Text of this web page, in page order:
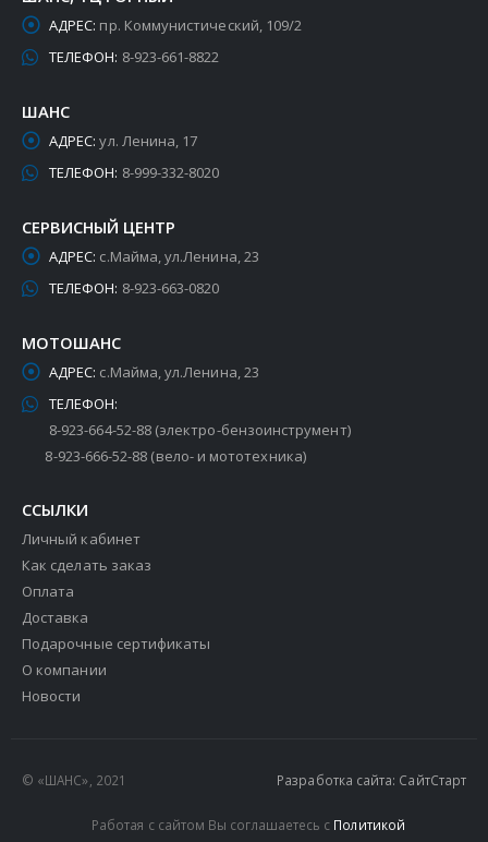
АДРЕС: пр. Коммунистический, 109/2
ТЕЛЕФОН: 8-923-661-8822
ШАНС
АДРЕС: ул. Ленина, 17
ТЕЛЕФОН: 8-999-332-8020
СЕРВИСНЫЙ ЦЕНТР
АДРЕС: с.Майма, ул.Ленина, 23
ТЕЛЕФОН: 8-923-663-0820
МОТОШАНС
АДРЕС: с.Майма, ул.Ленина, 23
ТЕЛЕФОН:
8-923-664-52-88 (электро-бензоинструмент)
8-923-666-52-88 (вело- и мототехника)
ССЫЛКИ
Личный кабинет
Как сделать заказ
Оплата
Доставка
Подарочные сертификаты
О компании
Новости
© «ШАНС», 2021 Разработка сайта: СайтСтарт
Работая с сайтом Вы соглашаетесь с Политикой